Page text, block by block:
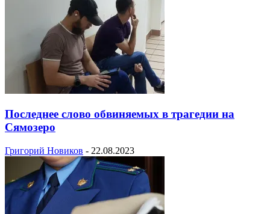
Последнее слово обвиняемых в трагедии на
Сямозеро
Григорий Новиков - 22.08.2023